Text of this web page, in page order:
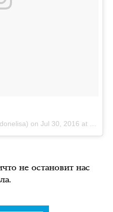
on Jul 30, 2016 at 12:32am PDT
не остановит нас